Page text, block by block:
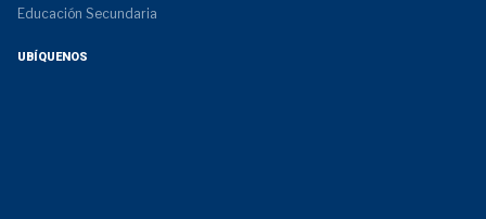
Educación Secundaria
UBÍQUENOS